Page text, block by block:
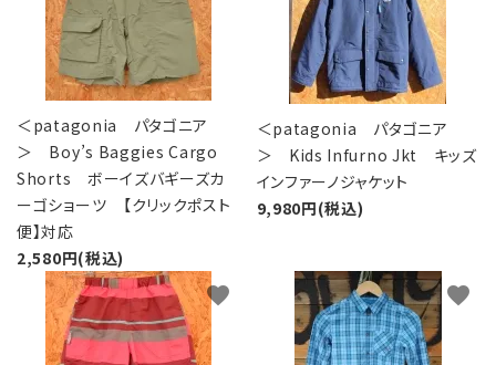
＜patagonia パタゴニア
＞ Boy’s Baggies Cargo
Shorts ボーイズバギーズカ
ーゴショーツ 【クリックポスト
便】対応
2,580円(税込)
＜patagonia パタゴニア
＞ Kids Infurno Jkt キッズ
インファーノジャケット
9,980円(税込)
favorite favorite